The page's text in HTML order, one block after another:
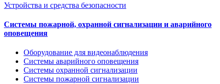
Устройства и средства безопасности
Системы пожарной, охранной сигнализации и аварийного
оповещения
Оборудование для видеонаблюдения
Системы аварийного оповещения
Системы охранной сигнализации
Системы пожарной сигнализации